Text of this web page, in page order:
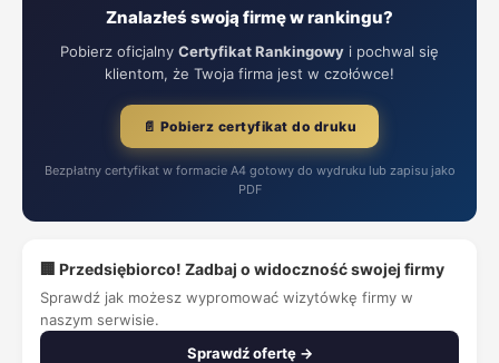
Znalazłeś swoją firmę w rankingu?
Pobierz oficjalny Certyfikat Rankingowy i pochwal się
klientom, że Twoja firma jest w czołówce!
📄 Pobierz certyfikat do druku
Bezpłatny certyfikat w formacie A4 gotowy do wydruku lub zapisu jako
PDF
🏢 Przedsiębiorco! Zadbaj o widoczność swojej firmy
Sprawdź jak możesz wypromować wizytówkę firmy w
naszym serwisie.
Sprawdź ofertę →